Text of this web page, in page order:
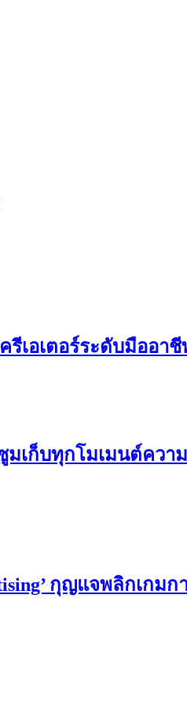
รีเอเตอร์ระดับมืออา
เก็บทุกโมเมนต์คว
กุญแจพลิกเกมก